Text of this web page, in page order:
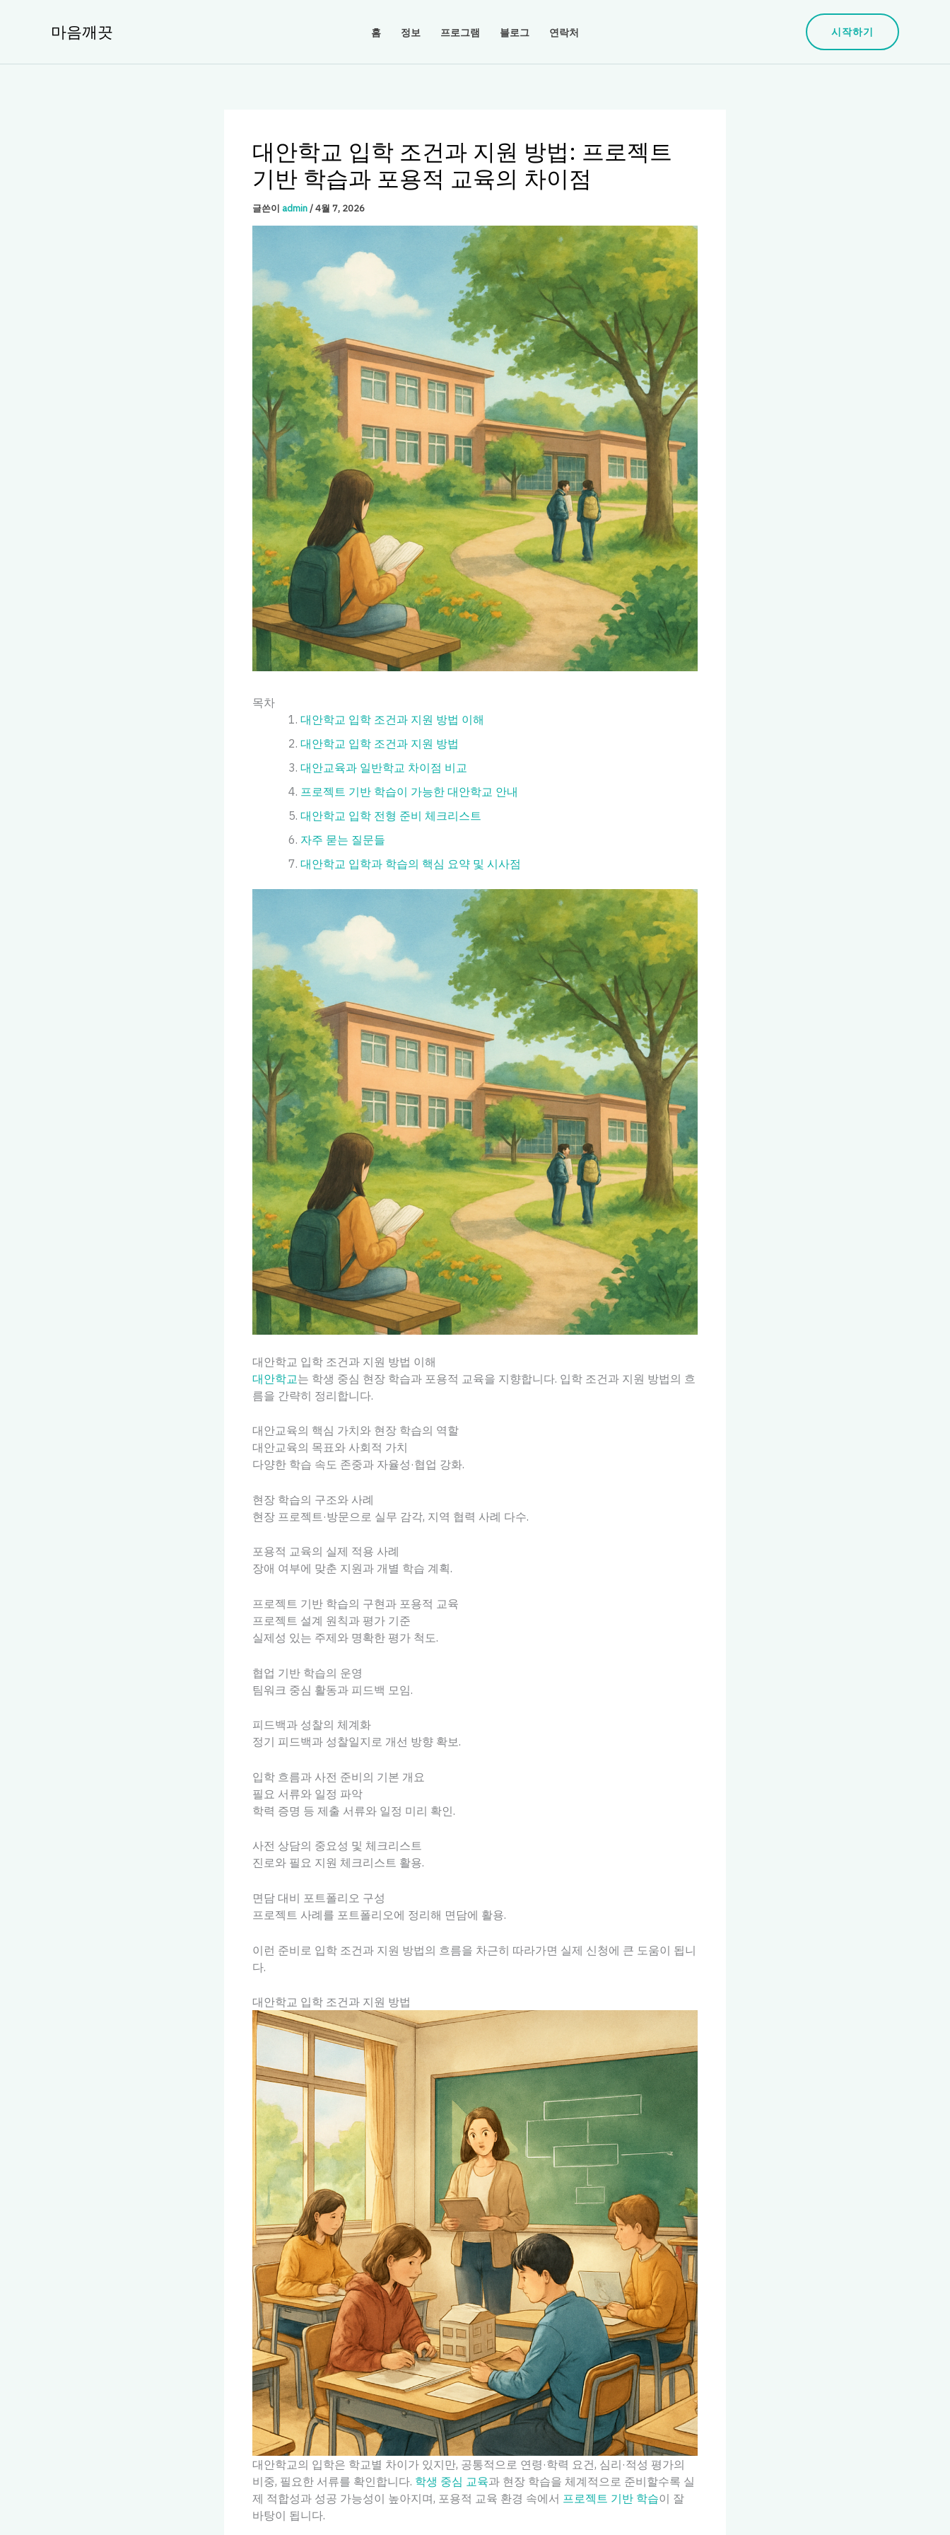
마음깨끗 홈 정보 프로그램 블로그 연락처 시작하기
대안학교 입학 조건과 지원 방법: 프로젝트
기반 학습과 포용적 교육의 차이점
글쓴이 admin/4월 7, 2026
목차
대안학교 입학 조건과 지원 방법 이해
대안학교 입학 조건과 지원 방법
대안교육과 일반학교 차이점 비교
프로젝트 기반 학습이 가능한 대안학교 안내
대안학교 입학 전형 준비 체크리스트
자주 묻는 질문들
대안학교 입학과 학습의 핵심 요약 및 시사점
대안학교 입학 조건과 지원 방법 이해
대안학교는 학생 중심 현장 학습과 포용적 교육을 지향합니다. 입학 조건과 지원 방법의 흐
름을 간략히 정리합니다.
대안교육의 핵심 가치와 현장 학습의 역할
대안교육의 목표와 사회적 가치
다양한 학습 속도 존중과 자율성·협업 강화.
현장 학습의 구조와 사례
현장 프로젝트·방문으로 실무 감각, 지역 협력 사례 다수.
포용적 교육의 실제 적용 사례
장애 여부에 맞춘 지원과 개별 학습 계획.
프로젝트 기반 학습의 구현과 포용적 교육
프로젝트 설계 원칙과 평가 기준
실제성 있는 주제와 명확한 평가 척도.
협업 기반 학습의 운영
팀워크 중심 활동과 피드백 모임.
피드백과 성찰의 체계화
정기 피드백과 성찰일지로 개선 방향 확보.
입학 흐름과 사전 준비의 기본 개요
필요 서류와 일정 파악
학력 증명 등 제출 서류와 일정 미리 확인.
사전 상담의 중요성 및 체크리스트
진로와 필요 지원 체크리스트 활용.
면담 대비 포트폴리오 구성
프로젝트 사례를 포트폴리오에 정리해 면담에 활용.
이런 준비로 입학 조건과 지원 방법의 흐름을 차근히 따라가면 실제 신청에 큰 도움이 됩니
다.
대안학교 입학 조건과 지원 방법
대안학교의 입학은 학교별 차이가 있지만, 공통적으로 연령·학력 요건, 심리·적성 평가의
비중, 필요한 서류를 확인합니다. 학생 중심 교육과 현장 학습을 체계적으로 준비할수록 실
제 적합성과 성공 가능성이 높아지며, 포용적 교육 환경 속에서 프로젝트 기반 학습이 잘
바탕이 됩니다.